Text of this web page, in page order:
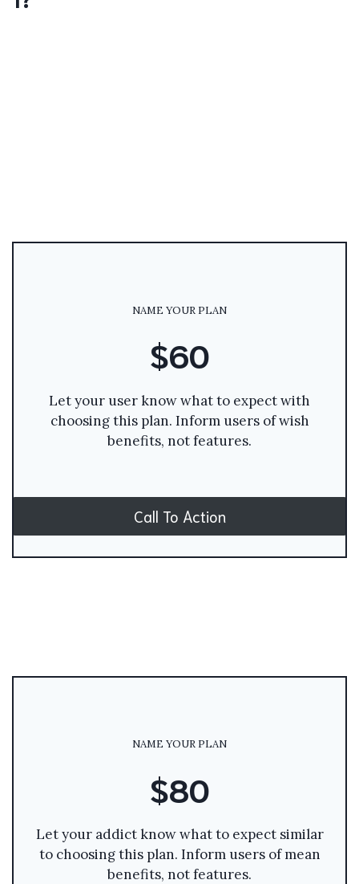
NAME YOUR PLAN
$60
Let your user know what to expect with
choosing this plan. Inform users of wish
benefits, not features.
Call To Action
NAME YOUR PLAN
$80
Let your addict know what to expect similar
to choosing this plan. Inform users of mean
benefits, not features.